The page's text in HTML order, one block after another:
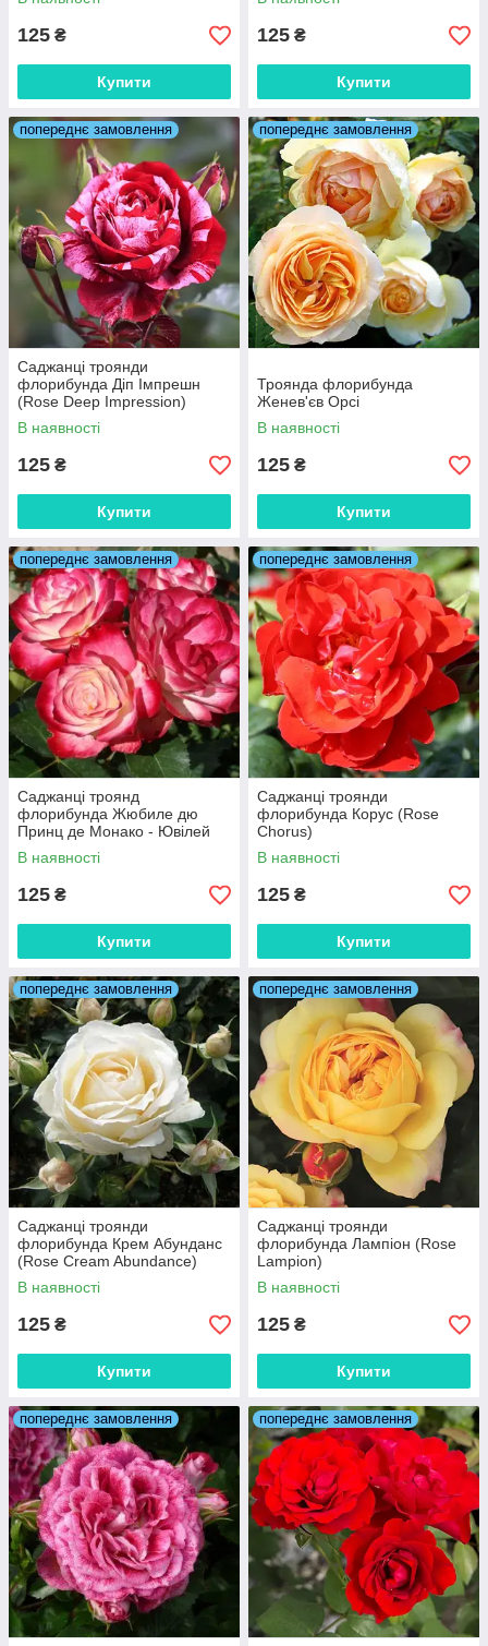
125 ₴
Купити
125 ₴
Купити
попереднє замовлення
Саджанці троянди
флорибунда Діп Імпрешн
(Rose Deep Impression)
В наявності
125 ₴
Купити
попереднє замовлення
Троянда флорибунда
Женев'єв Орсі
В наявності
125 ₴
Купити
попереднє замовлення
Саджанці троянд
флорибунда Жюбиле дю
Принц де Монако - Ювілей
Принца Монако (Jubile du
Prince de Monaco)
В наявності
125 ₴
Купити
попереднє замовлення
Саджанці троянди
флорибунда Корус (Rose
Chorus)
В наявності
125 ₴
Купити
попереднє замовлення
Саджанці троянди
флорибунда Крем Абунданс
(Rose Cream Abundance)
В наявності
125 ₴
Купити
попереднє замовлення
Саджанці троянди
флорибунда Лампіон (Rose
Lampion)
В наявності
125 ₴
Купити
попереднє замовлення попереднє замовлення